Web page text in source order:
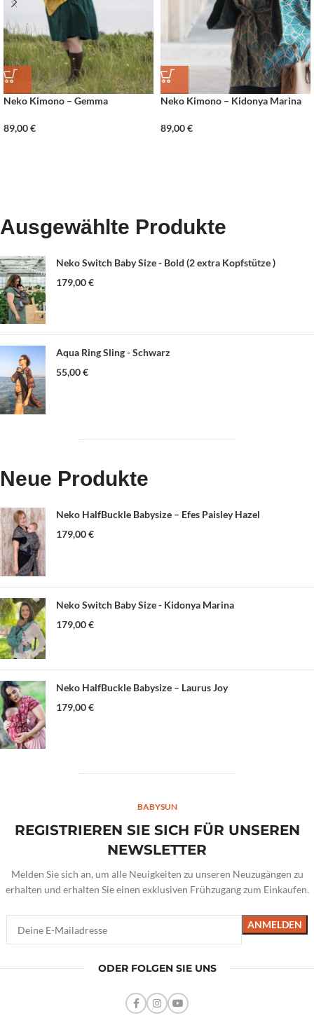
Neko Kimono – Gemma
89,00€
Neko Kimono – Kidonya Marina
89,00€
Ausgewählte Produkte
Neko Switch Baby Size - Bold (2 extra Kopfstütze )
179,00€
Aqua Ring Sling - Schwarz
55,00€
Neue Produkte
Neko HalfBuckle Babysize – Efes Paisley Hazel
179,00€
Neko Switch Baby Size - Kidonya Marina
179,00€
Neko HalfBuckle Babysize – Laurus Joy
179,00€
BABYSUN
REGISTRIEREN SIE SICH FÜR UNSEREN
NEWSLETTER
Melden Sie sich an, um alle Neuigkeiten zu unseren Neuzugängen zu
erhalten und erhalten Sie einen exklusiven Frühzugang zum Einkaufen.
ODER FOLGEN SIE UNS